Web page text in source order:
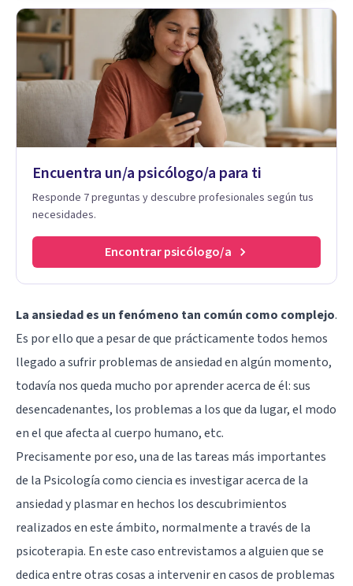
Encuentra un/a psicólogo/a para ti
Responde 7 preguntas y descubre profesionales según tus
necesidades.
Encontrar psicólogo/a
La ansiedad es un fenómeno tan común como complejo.
Es por ello que a pesar de que prácticamente todos hemos
llegado a sufrir problemas de ansiedad en algún momento,
todavía nos queda mucho por aprender acerca de él: sus
desencadenantes, los problemas a los que da lugar, el modo
en el que afecta al cuerpo humano, etc.
Precisamente por eso, una de las tareas más importantes
de la Psicología como ciencia es investigar acerca de la
ansiedad y plasmar en hechos los descubrimientos
realizados en este ámbito, normalmente a través de la
psicoterapia. En este caso entrevistamos a alguien que se
dedica entre otras cosas a intervenir en casos de problemas